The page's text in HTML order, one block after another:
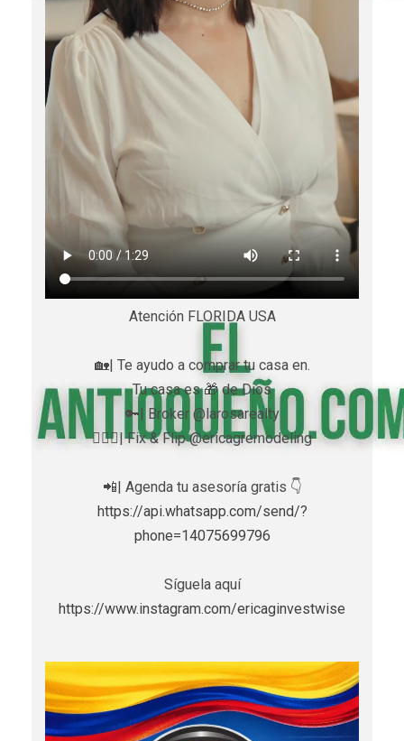
Atención FLORIDA USA
🏡| Te ayudo a comprar tu casa en.
Tu casa es 🎁 de Dios
🔑| Broker @larosarealty
👷🏼‍♀️| Fix & Flip @ericagremodeling
📲| Agenda tu asesoría gratis 👇
https://api.whatsapp.com/send/?
phone=14075699796
Síguela aquí
https://www.instagram.com/ericaginvestwise